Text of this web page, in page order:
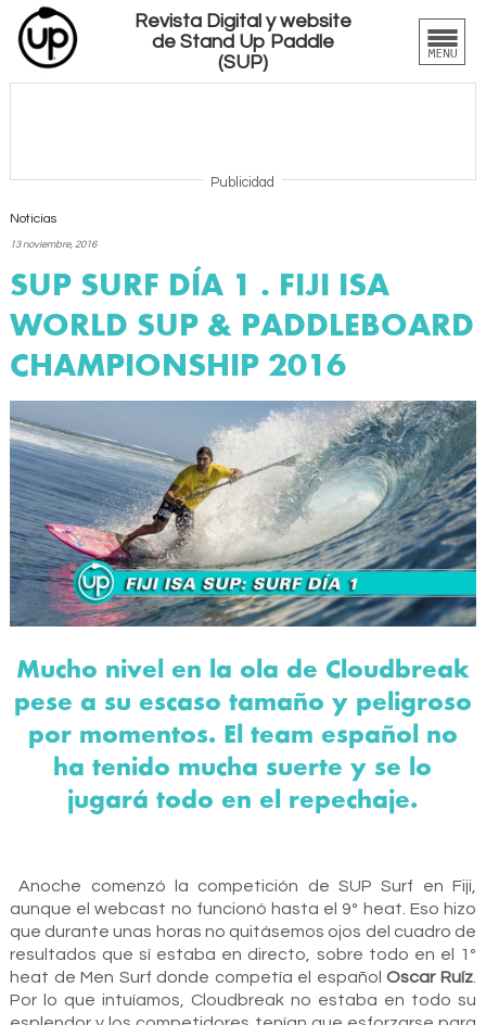
Revista Digital y website
de Stand Up Paddle
(SUP)
Publicidad
Noticias
13 noviembre, 2016
SUP SURF DÍA 1 . FIJI ISA
WORLD SUP & PADDLEBOARD
CHAMPIONSHIP 2016
Mucho nivel en la ola de Cloudbreak
pese a su escaso tamaño y peligroso
por momentos. El team español no
ha tenido mucha suerte y se lo
jugará todo en el repechaje.
Anoche comenzó la competición de SUP Surf en Fiji,
aunque el webcast no funcionó hasta el 9º heat. Eso hizo
que durante unas horas no quitásemos ojos del cuadro de
resultados que sí estaba en directo, sobre todo en el 1º
heat de Men Surf donde competía el españolOscar Ruíz
Por lo que intuíamos, Cloudbreak no estaba en todo su